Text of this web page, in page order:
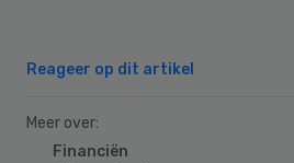
Reageer op dit artikel
Meer over:
Financiën